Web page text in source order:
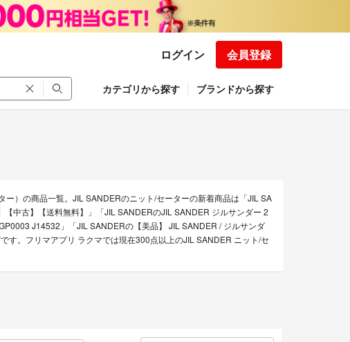
ログイン 会員登録
カテゴリから探す ブランドから探す
）の商品一覧。JIL SANDERのニット/セーターの新着商品は「JIL SA
中古】【送料無料】」「JIL SANDERのJIL SANDER ジルサンダー 2
J14532」「JIL SANDERの【美品】 JIL SANDER / ジルサンダ
す。フリマアプリ ラクマでは現在300点以上のJIL SANDER ニット/セ